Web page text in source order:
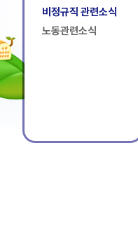
비정규직 관련소식
노동관련소식